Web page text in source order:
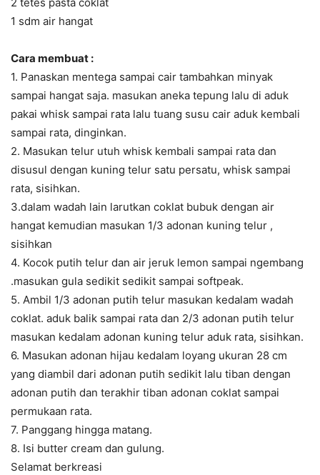
2 tetes pasta coklat
1 sdm air hangat
Cara membuat :
1. Panaskan mentega sampai cair tambahkan minyak
sampai hangat saja. masukan aneka tepung lalu di aduk
pakai whisk sampai rata lalu tuang susu cair aduk kembali
sampai rata, dinginkan.
2. Masukan telur utuh whisk kembali sampai rata dan
disusul dengan kuning telur satu persatu, whisk sampai
rata, sisihkan.
3.dalam wadah lain larutkan coklat bubuk dengan air
hangat kemudian masukan 1/3 adonan kuning telur ,
sisihkan
4. Kocok putih telur dan air jeruk lemon sampai ngembang
.masukan gula sedikit sedikit sampai softpeak.
5. Ambil 1/3 adonan putih telur masukan kedalam wadah
coklat. aduk balik sampai rata dan 2/3 adonan putih telur
masukan kedalam adonan kuning telur aduk rata, sisihkan.
6. Masukan adonan hijau kedalam loyang ukuran 28 cm
yang diambil dari adonan putih sedikit lalu tiban dengan
adonan putih dan terakhir tiban adonan coklat sampai
permukaan rata.
7. Panggang hingga matang.
8. Isi butter cream dan gulung.
Selamat berkreasi